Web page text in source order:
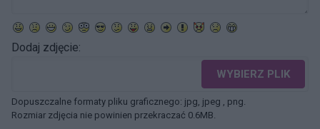
Dodaj zdjęcie:
WYBIERZ PLIK
Dopuszczalne formaty pliku graficznego: jpg, jpeg , png.
Rozmiar zdjęcia nie powinien przekraczać 0.6MB.